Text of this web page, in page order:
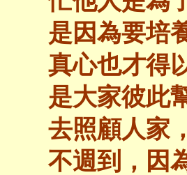
是因為要培
真心也才得
是大家彼此
去照顧人家
不週到，因